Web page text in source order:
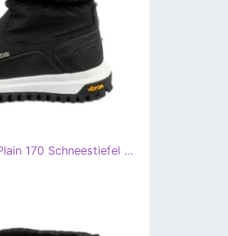
Colmar Warmer 2 Plain 170 Schneestiefel schwarz